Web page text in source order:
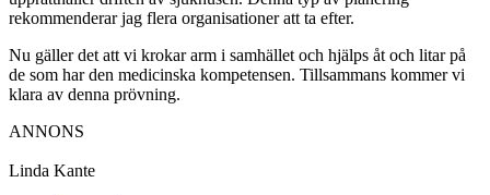
rekommenderar jag flera organisationer att ta efter.
Nu gäller det att vi krokar arm i samhället och hjälps åt och litar på
de som har den medicinska kompetensen. Tillsammans kommer vi
klara av denna prövning.
ANNONS
Linda Kante